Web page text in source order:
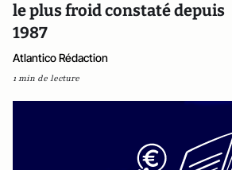
le plus froid constaté depuis
1987
Atlantico Rédaction
1 min de lecture